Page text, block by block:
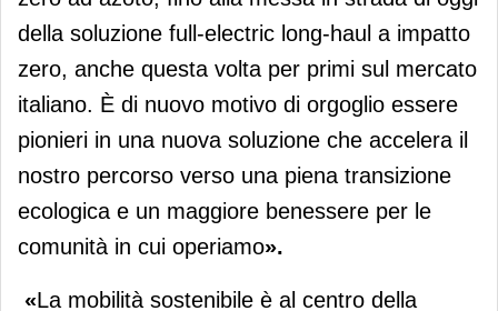
della soluzione full-electric long-haul a impatto
zero, anche questa volta per primi sul mercato
italiano. È di nuovo motivo di orgoglio essere
pionieri in una nuova soluzione che accelera il
nostro percorso verso una piena transizione
ecologica e un maggiore benessere per le
comunità in cui operiamo».
«La mobilità sostenibile è al centro della